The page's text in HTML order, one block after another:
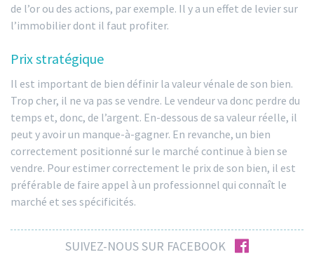
de l’or ou des actions, par exemple. Il y a un effet de levier sur
l’immobilier dont il faut profiter.
Prix stratégique
Il est important de bien définir la valeur vénale de son bien.
Trop cher, il ne va pas se vendre. Le vendeur va donc perdre du
temps et, donc, de l’argent. En-dessous de sa valeur réelle, il
peut y avoir un manque-à-gagner. En revanche, un bien
correctement positionné sur le marché continue à bien se
vendre. Pour estimer correctement le prix de son bien, il est
préférable de faire appel à un professionnel qui connaît le
marché et ses spécificités.
SUIVEZ-NOUS SUR FACEBOOK facebook